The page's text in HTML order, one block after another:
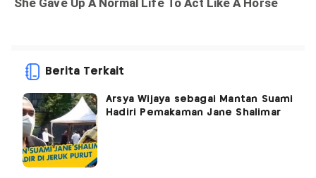
Berita Terkait
Arsya Wijaya sebagai Mantan Suami
Hadiri Pemakaman Jane Shalimar